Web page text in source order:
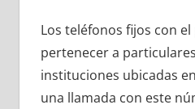
Los teléfonos fijos сοn
pertenecer а
instituciones ubicadas en
una llamada сοn еstе